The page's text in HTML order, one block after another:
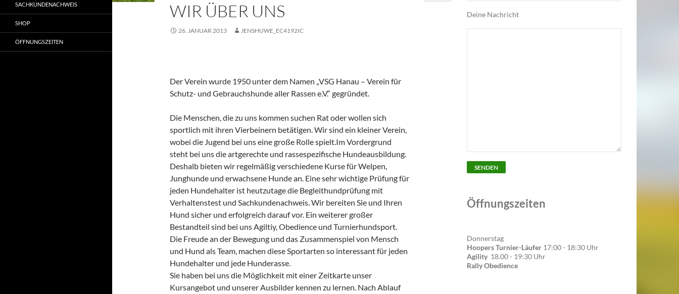
WIR ÜBER UNS
26. JANUAR 2013 JENSHUWE_EC4192IC
Der Verein wurde 1950 unter dem Namen „VSG Hanau – Verein für
Schutz- und Gebrauchshunde aller Rassen e.V.“ gegründet.
Die Menschen, die zu uns kommen suchen Rat oder wollen sich
sportlich mit ihren Vierbeinern betätigen. Wir sind ein kleiner Verein,
wobei die Jugend bei uns eine große Rolle spielt.Im Vordergrund
steht bei uns die artgerechte und rassespezifische Hundeausbildung.
Deshalb bieten wir regelmäßig verschiedene Kurse für Welpen,
Junghunde und erwachsene Hunde an. Eine sehr wichtige Prüfung für
jeden Hundehalter ist heutzutage die Begleithundprüfung mit
Verhaltenstest und Sachkundenachweis. Wir bereiten Sie und Ihren
Hund sicher und erfolgreich darauf vor. Ein weiterer großer
Bestandteil sind bei uns Agiltiy, Obedience und Turnierhundsport.
Die Freude an der Bewegung und das Zusammenspiel von Mensch
und Hund als Team, machen diese Sportarten so interessant für jeden
Hundehalter und jede Hunderasse.
Sie haben bei uns die Möglichkeit mit einer Zeitkarte unser
Kursangebot und unserer Ausbilder kennen zu lernen. Nach Ablauf
Deine Nachricht
Öffnungszeiten
Donnerstag
Hoopers Turnier-Läufer 17:00 - 18:30 Uhr
Agility 18.00 - 19:30 Uhr
Rally Obedience
SACHKUNDENACHWEIS
SHOP
ÖFFNUNGSZEITEN